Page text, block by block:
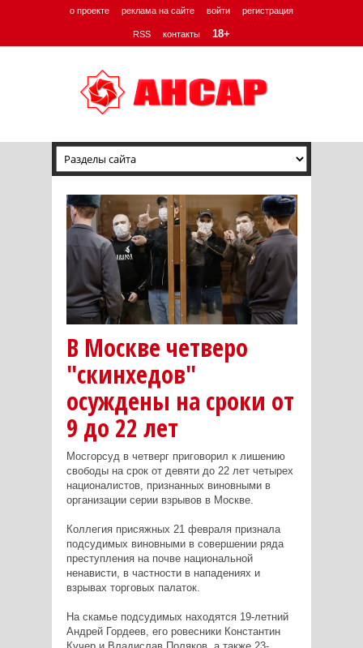
о проекте реклама на сайте войти регистрация
RSS контакты 18+
В Москве четверо
"скинхедов"
осуждены на сроки от
9 до 22 лет
Мосгорсуд в четверг приговорил к лишению
свободы на срок от девяти до 22 лет четырех
националистов, признанных виновными в
организации серии взрывов в Москве.
Коллегия присяжных 21 февраля признала
подсудимых виновными в совершении ряда
преступления на почве национальной
ненависти, в частности в нападениях и
взрывах торговых палаток.
На скамье подсудимых находятся 19-летний
Андрей Гордеев, его ровесники Константин